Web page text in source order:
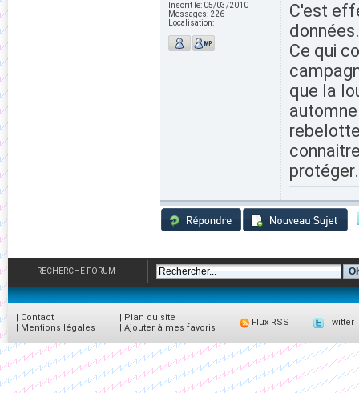
Inscrit le: 05/03/2010
Messages: 226
Localisation:
C'est
Ce qui
que la
protéger.
RECHERCHE FORUM
| Contact
| Mentions légales
| Plan du site
| Ajouter à mes favoris
Flux RSS Twitter